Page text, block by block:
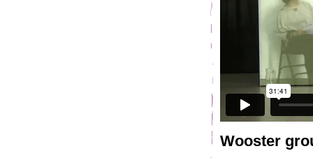
Wooster